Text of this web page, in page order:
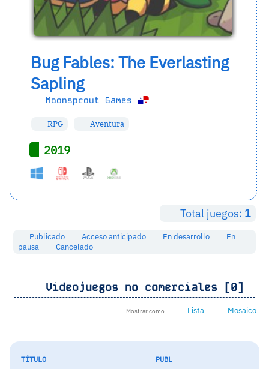
Bug Fables: The Everlasting
Sapling
Moonsprout Games
RPG Aventura
2019
Total juegos: 1
Publicado Acceso anticipado En desarrollo
En
pausa
Cancelado
Videojuegos no comerciales [0]
Mostrar como Lista Mosaico
TÍTULO PUBL